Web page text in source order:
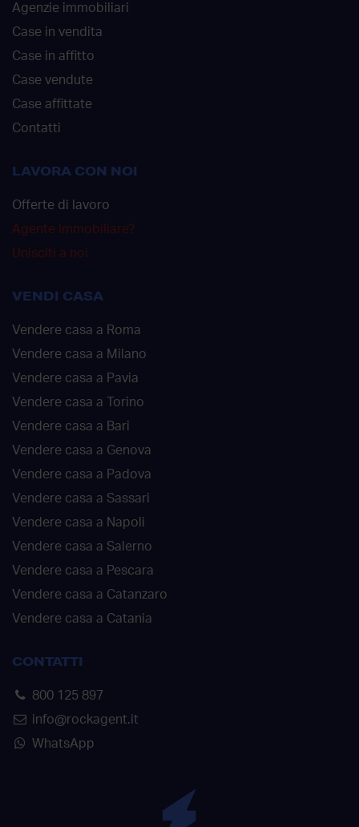
Agenzie immobiliari
Case in vendita
Case in affitto
Case vendute
Case affittate
Contatti
LAVORA CON NOI
Offerte di lavoro
Agente immobiliare?
Unisciti a noi
VENDI CASA
Vendere casa a Roma
Vendere casa a Milano
Vendere casa a Pavia
Vendere casa a Torino
Vendere casa a Bari
Vendere casa a Genova
Vendere casa a Padova
Vendere casa a Sassari
Vendere casa a Napoli
Vendere casa a Salerno
Vendere casa a Pescara
Vendere casa a Catanzaro
Vendere casa a Catania
CONTATTI
800 125 897
info@rockagent.it
WhatsApp